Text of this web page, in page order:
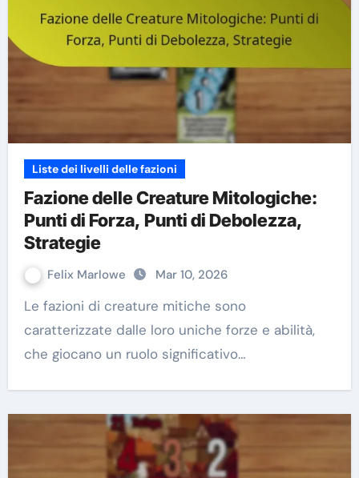
Liste dei livelli delle fazioni
Fazione delle Creature Mitologiche:
Punti di Forza, Punti di Debolezza,
Strategie
Felix Marlowe Mar 10, 2026
Le fazioni di creature mitiche sono
caratterizzate dalle loro uniche forze e abilità,
che giocano un ruolo significativo…